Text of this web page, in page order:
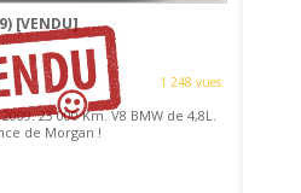
[VENDU]
1 248 vues
23 000 Km. V8 BMW de 4,8L.
de Morgan !